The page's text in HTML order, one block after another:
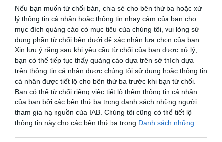
Nếu bạn muốn từ chối bán, chia sẻ cho bên thứ ba hoặc xử
lý thông tin cá nhân hoặc thông tin nhạy cảm của bạn cho
mục đích quảng cáo có mục tiêu của chúng tôi, vui lòng sử
dụng phần từ chối bên dưới để xác nhận lựa chọn của bạn.
Xin lưu ý rằng sau khi yêu cầu từ chối của bạn được xử lý,
bạn có thể tiếp tục thấy quảng cáo dựa trên sở thích dựa
trên thông tin cá nhân được chúng tôi sử dụng hoặc thông tin
cá nhân được tiết lộ cho bên thứ ba trước khi bạn từ chối.
Bạn có thể từ chối riêng việc tiết lộ thêm thông tin cá nhân
của bạn bởi các bên thứ ba trong danh sách những người
tham gia hạ nguồn của IAB. Chúng tôi cũng có thể tiết lộ
thông tin này cho các bên thứ ba trong Danh sách những
Happy Dog Happy Cat
Danh mục liên quan
chim